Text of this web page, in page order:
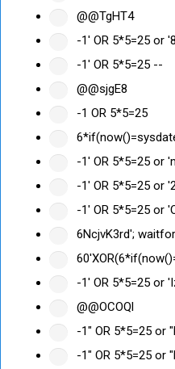
@@TgHT4
-1' OR 5*5=25 or
-1' OR 5*5=25 --
@@sjgE8
-1 OR 5*5=25
-1' OR 5*5=25 or
-1' OR 5*5=25 or
-1' OR 5*5=25 or
6NcjvK3rd';
-1' OR 5*5=25 or
@@OCOQl
-1" OR 5*5=25 or
-1" OR 5*5=25 or